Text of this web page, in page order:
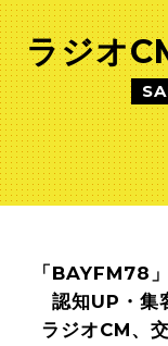
DJプロフィ
インフォメ
イベント・
ラジオ
「BAYFM78
認知UP・集
ラジオCM、